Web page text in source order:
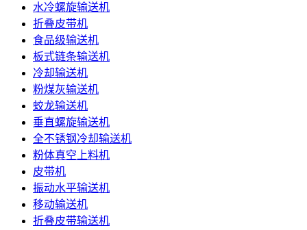
水冷螺旋输送机
折叠皮带机
食品级输送机
板式链条输送机
冷却输送机
粉煤灰输送机
蛟龙输送机
垂直螺旋输送机
全不锈钢冷却输送机
粉体真空上料机
皮带机
振动水平输送机
移动输送机
折叠皮带输送机